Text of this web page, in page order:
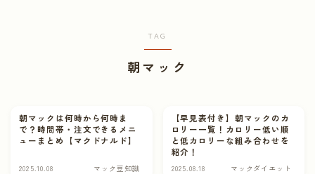
TAG
朝マック
朝マックは何時から何時ま
で？時間帯・注文できるメニ
ューまとめ【マクドナルド】
2025.10.08 マック豆知識
【早見表付き】朝マックのカ
ロリー一覧！カロリー低い順
と低カロリーな組み合わせを
紹介！
2025.08.18 マックダイエット